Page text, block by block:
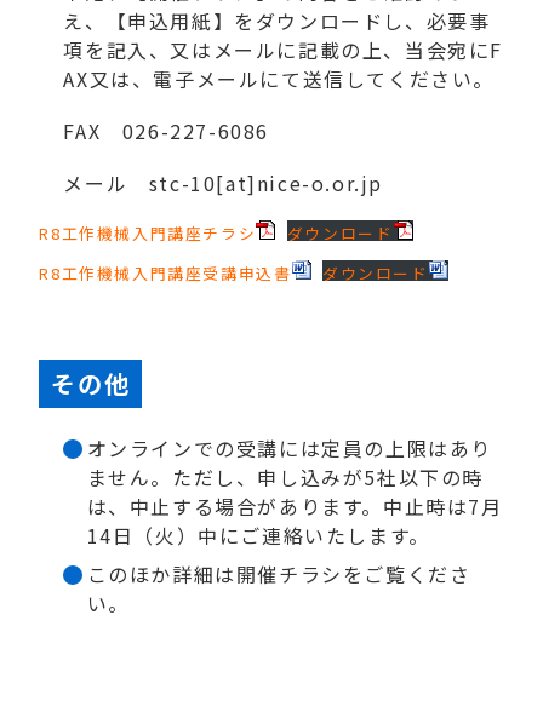
え、【申込用紙】をダウンロードし、必要事
項を記入、又はメールに記載の上、当会宛にF
AX又は、電子メールにて送信してください。
FAX 026-227-6086
メール stc-10[at]nice-o.or.jp
R8工作機械入門講座チラシ
ダウンロード
R8工作機械入門講座受講申込書
ダウンロード
その他
オンラインでの受講には定員の上限はあり
ません。ただし、申し込みが5社以下の時
は、中止する場合があります。中止時は7月
14日（火）中にご連絡いたします。
このほか詳細は開催チラシをご覧くださ
い。